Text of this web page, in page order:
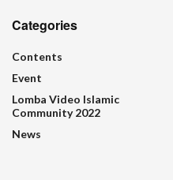
Categories
Contents
Event
Lomba Video Islamic
Community 2022
News